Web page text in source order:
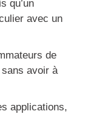
qu’un
avec un
de
avoir à
applications,